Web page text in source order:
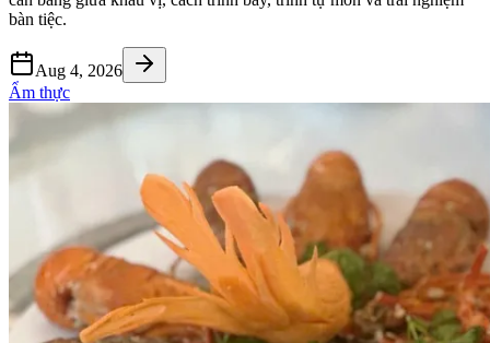
bàn tiệc.
Aug 4, 2026
Ẩm thực